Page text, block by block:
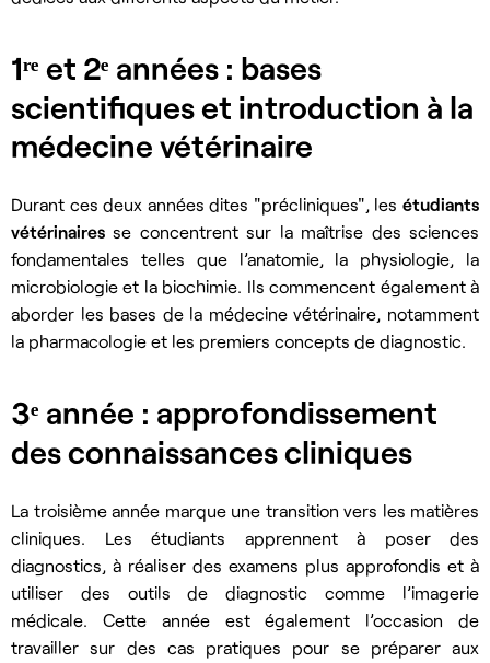
1ʳᵉ et 2ᵉ années : bases
scientifiques et introduction à la
médecine vétérinaire
Durant ces deux années dites "précliniques", les étudiants
vétérinaires se concentrent sur la maîtrise des sciences
fondamentales telles que l’anatomie, la physiologie, la
microbiologie et la biochimie. Ils commencent également à
aborder les bases de la médecine vétérinaire, notamment
la pharmacologie et les premiers concepts de diagnostic.
3ᵉ année : approfondissement
des connaissances cliniques
La troisième année marque une transition vers les matières
cliniques. Les étudiants apprennent à poser des
diagnostics, à réaliser des examens plus approfondis et à
utiliser des outils de diagnostic comme l’imagerie
médicale. Cette année est également l’occasion de
travailler sur des cas pratiques pour se préparer aux